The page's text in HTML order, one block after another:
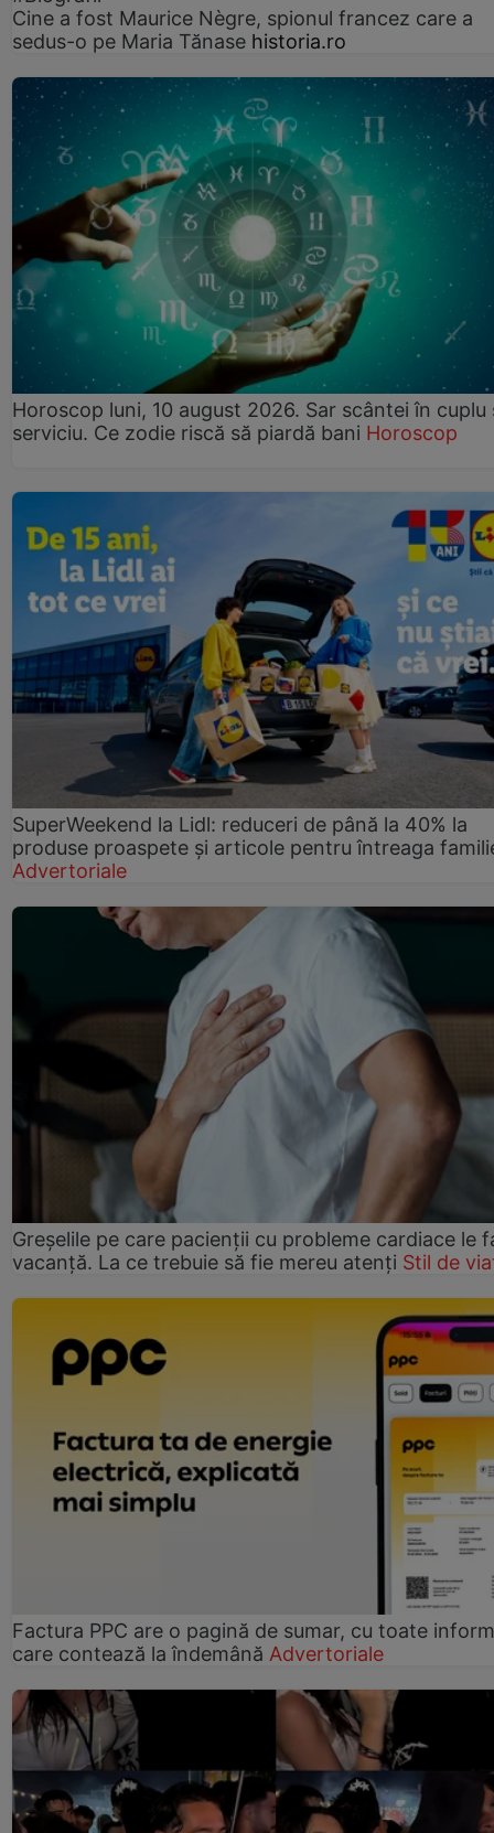
Cine a fost Maurice Nègre, spionul francez care a
sedus-o pe Maria Tănase historia.ro
Horoscop luni, 10 august 2026. Sar scântei în cuplu
serviciu. Ce zodie riscă să piardă bani Horoscop
SuperWeekend la Lidl: reduceri de până la 40% la
produse proaspete și articole pentru întreaga
Advertoriale
Greșelile pe care pacienții cu probleme cardiace le
vacanță. La ce trebuie să fie mereu atenți Stil de
Factura PPC are o pagină de sumar, cu toate
care contează la îndemână Advertoriale